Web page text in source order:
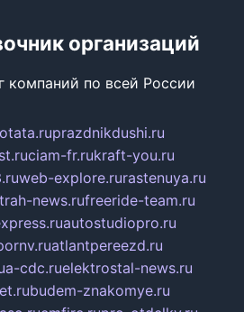
организаций
компаний по всей России
prazdnikdushi.ru
ciam-fr.rukraft-you.ru
web-explore.rurastenuya.ru
news.rufreeride-team.ru
autostudiopro.ru
atlantpereezd.ru
a-cdc.ruelektrostal-news.ru
budem-znakomye.ru